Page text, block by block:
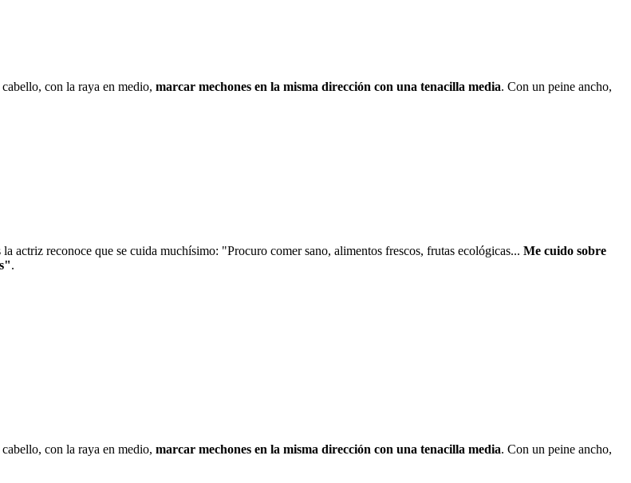
con la raya en medio, marcar mechones en la misma dirección con una tenacilla media. Con un peine ancho,
actriz reconoce que se cuida muchísimo: "Procuro comer sano, alimentos frescos, frutas ecológicas... Me cuido sobre
.
con la raya en medio, marcar mechones en la misma dirección con una tenacilla media. Con un peine ancho,